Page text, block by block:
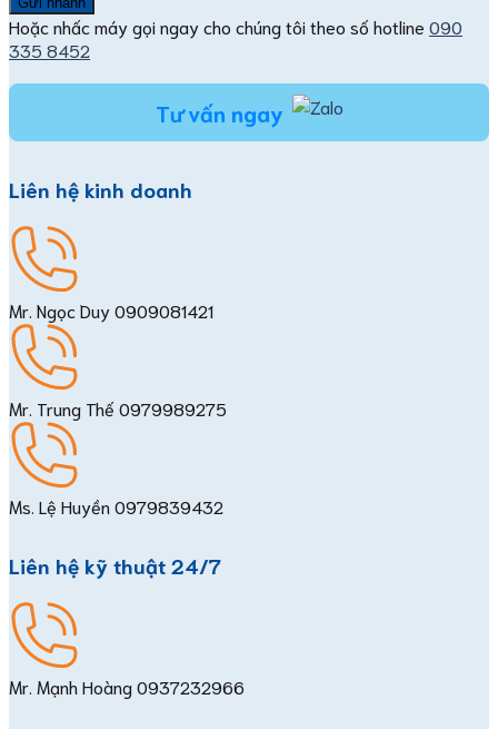
Hoặc nhấc máy gọi ngay cho chúng tôi theo số hotline 090
335 8452
Tư vấn ngay
Liên hệ kinh doanh
Mr. Ngọc Duy0909081421
Mr. Trung Thế 0979989275
Ms. Lệ Huyền 0979839432
Liên hệ kỹ thuật 24/7
Mr. Mạnh Hoàng0937232966